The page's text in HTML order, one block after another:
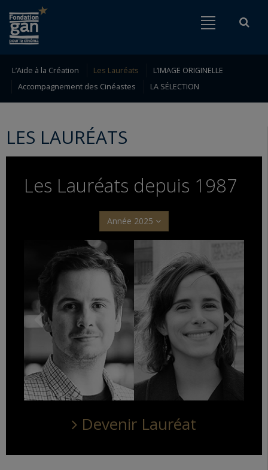
Go to content
Fondation
gan
pour
le
cinéma
Rechercher
L’Aide à la Création Les Lauréats
L’IMAGE ORIGINELLE
Accompagnement des Cinéastes
LA SÉLECTION
LES LAURÉATS
Les Lauréats depuis 1987
Année 2025
Devenir Lauréat